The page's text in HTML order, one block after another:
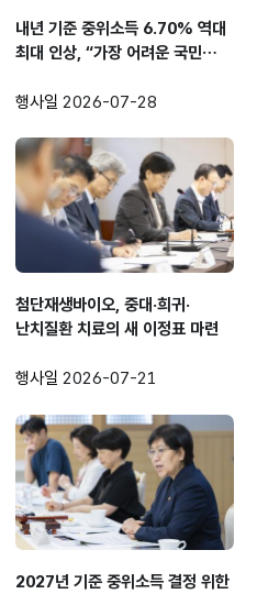
내년 기준 중위소득 6.70% 역대
최대 인상, “가장 어려운 국민
행사일 2026-07-28
첨단재생바이오, 중대·희귀·
난치질환 치료의 새 이정표 마련
행사일 2026-07-21
2027년 기준 중위소득 결정 위한